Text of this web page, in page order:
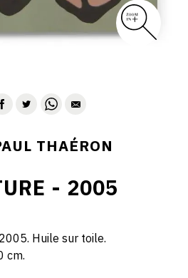
THAÉRON
- 2005
Huile sur toile.
cm.